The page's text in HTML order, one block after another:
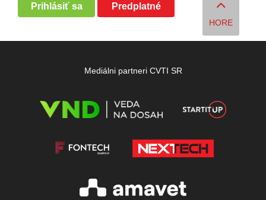
Prihlásiť sa Predplatné
HORE
Mediálni partneri CVTI SR